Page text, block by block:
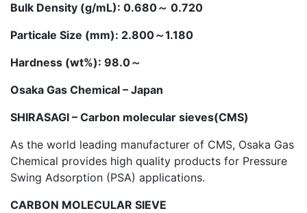
Bulk Density (g/mL): 0.680～ 0.720
Particale Size (mm): 2.800～1.180
Hardness (wt%): 98.0～
Osaka Gas Chemical – Japan
SHIRASAGI – Carbon molecular sieves(CMS)
As the world leading manufacturer of CMS, Osaka Gas
Chemical provides high quality products for Pressure
Swing Adsorption (PSA) applications.
CARBON MOLECULAR SIEVE